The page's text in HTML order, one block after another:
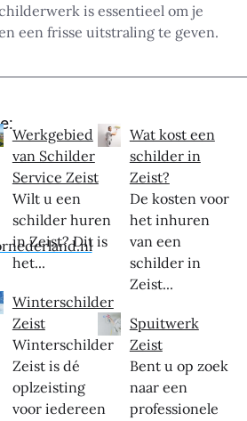
is essentieel om je
een frisse uitstraling te geven.
Werkgebied
van Schilder
Service Zeist
Wilt u een
schilder huren
in Zeist? Dit is
het...
Winterschilder
Zeist
Winterschilder
Zeist is dé
oplzeisting
voor iedereen
Wat kost een
schilder in
Zeist?
De kosten voor
het inhuren
van een
schilder in
Zeist...
Spuitwerk
Zeist
Bent u op zoek
naar een
professionele